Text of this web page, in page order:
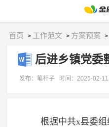
首页 > 工作范文 > 方案预案 >
后进乡镇党委
发布：笔杆子 时间：2025-02-11
根据中共x县委